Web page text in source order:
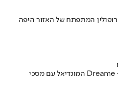
המתפתח של האזור היפה